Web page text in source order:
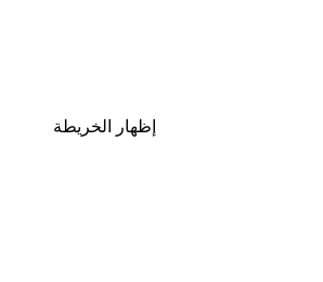
إظهار الخريطة